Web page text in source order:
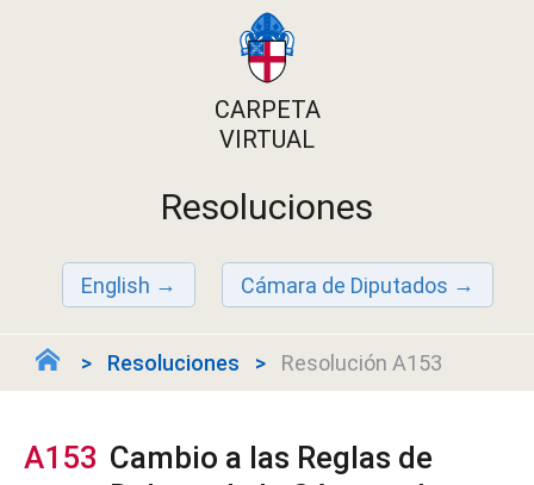
CARPETA
VIRTUAL
Resoluciones
English Cámara de Diputados
Resoluciones Resolución A153
A153 Cambio a las Reglas de